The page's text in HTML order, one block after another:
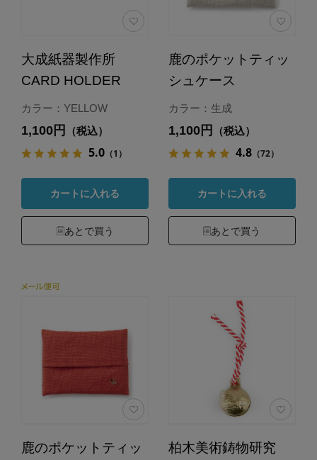
大成紙器製作所
CARD HOLDER
カラー：YELLOW
1,100円 （税込）
5.0（1）
カートに入れる
あとで買う
鹿のポケットティッ
シュケース
カラー：生成
1,100円 （税込）
4.8（72）
カートに入れる
あとで買う
鹿のポケットティッ 柏木美術鋳物研究